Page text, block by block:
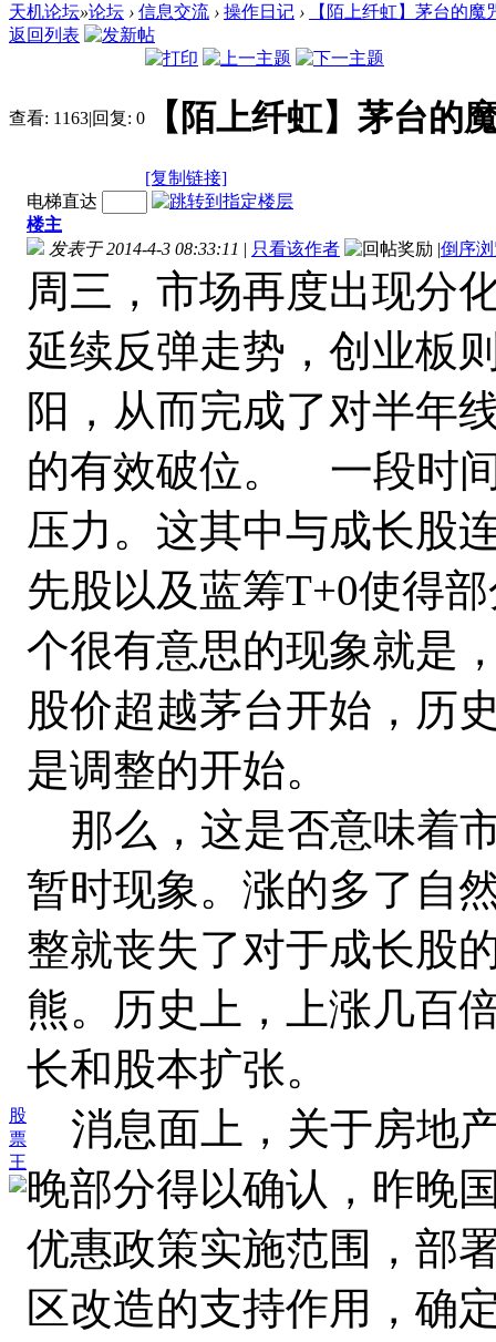
天机论坛»论坛 › 信息交流 › 操作日记 ›
【陌上纤虹】茅台的魔
返回列表
查看: 1163|回复: 0 【陌上纤虹】茅台的
[复制链接]
股
票
王
电梯直达
楼主
发表于 2014-4-3 08:33:11 | 只看该作者 |倒序
周三，市场再度出现分
延续反弹走势，创业板
阳，从而完成了对半年
的有效破位。
一段时
压力。这其中与成长股
先股以及蓝筹T+0使得
个很有意思的现象就是
股价超越茅台开始，历
是调整的开始。
那么，这是否意味着
暂时现象。涨的多了自
整就丧失了对于成长股
熊。历史上，上涨几百
长和股本扩张。
消息面上，关于房地
晚部分得以确认，昨晚
优惠政策实施范围，部
区改造的支持作用，确